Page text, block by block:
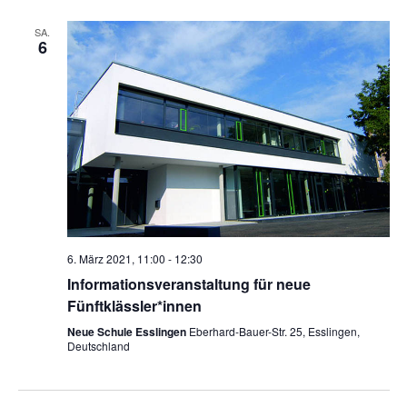
SA.
6
6. März 2021, 11:00 - 12:30
Informationsveranstaltung für neue
Fünftklässler*innen
Neue Schule Esslingen Eberhard-Bauer-Str. 25, Esslingen,
Deutschland